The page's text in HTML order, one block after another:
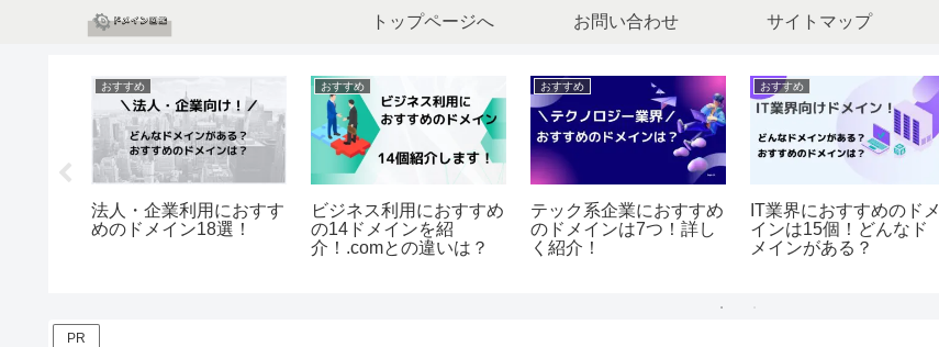
トップページへ お問い合わせ サイトマップ
おすすめ
法人・企業利用におすす
めのドメイン18選！
おすすめ
ビジネス利用におすすめ
の14ドメインを紹
介！.comとの違いは？
おすすめ
テック系企業におすすめ
のドメインは7つ！詳し
く紹介！
おすすめ
IT業界におすすめのドメ
インは15個！どんなド
メインがある？
PR